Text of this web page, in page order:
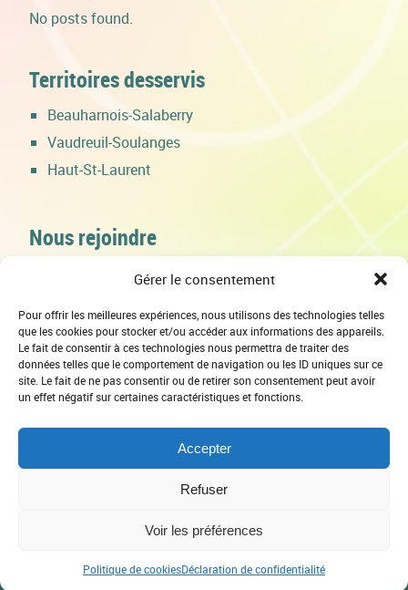
Gérer le consentement
Pour offrir les meilleures expériences, nous utilisons des technologies telles
que les cookies pour stocker et/ou accéder aux informations des appareils.
Le fait de consentir à ces technologies nous permettra de traiter des
données telles que le comportement de navigation ou les ID uniques sur ce
site. Le fait de ne pas consentir ou de retirer son consentement peut avoir
un effet négatif sur certaines caractéristiques et fonctions.
Accepter
Refuser
Voir les préférences
Politique de cookiesDéclaration de confidentialité
No posts found.
Territoires desservis
Beauharnois-Salaberry
Vaudreuil-Soulanges
Haut-St-Laurent
Nous rejoindre
489, chemin Larocque
J6T 4C8
450-373-4047
personne responsable de la protection des
Politique Confidentialité EMFRS – Copie
info@entraidedusuroit.ca
sudouestdesign.com